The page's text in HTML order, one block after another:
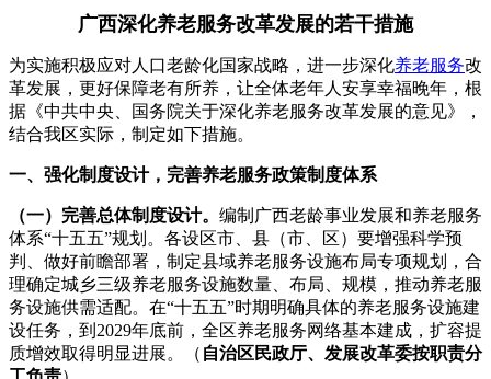
广西深化养老服务改革发展的若干措施
为实施积极应对人口老龄化国家战略，进一步深化养老服务改
革发展，更好保障老有所养，让全体老年人安享幸福晚年，根
据《中共中央、国务院关于深化养老服务改革发展的意见》，
结合我区实际，制定如下措施。
一、强化制度设计，完善养老服务政策制度体系
（一）完善总体制度设计。 编制广西老龄事业发展和养老服务
体系“十五五”规划。各设区市、县（市、区）要增强科学预
判、做好前瞻部署，制定县域养老服务设施布局专项规划，合
理确定城乡三级养老服务设施数量、布局、规模，推动养老服
务设施供需适配。在“十五五”时期明确具体的养老服务设施建
设任务，到2029年底前，全区养老服务网络基本建成，扩容提
质增效取得明显进展。（ 自治区民政厅、发展改革委按职责分